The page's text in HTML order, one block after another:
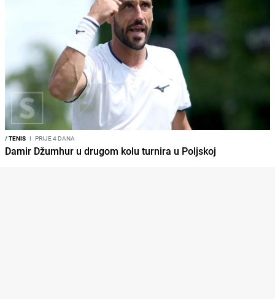
/TENIS I PRIJE 4 DANA
Damir Džumhur u drugom kolu turnira u Poljskoj